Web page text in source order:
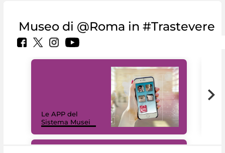
Museo di @Roma in #Trastevere
Le APP del
Sistema Musei